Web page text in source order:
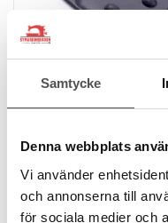
Samtycke
Denna webbplats
Vi använder
och annonserna till
för sociala medier och
Prym
Strykjärnsunderlägg